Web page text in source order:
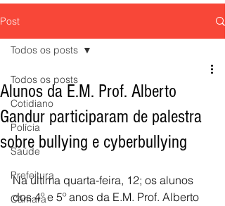
Post
Todos os posts
Cotidiano
Polícia
Saúde
Prefeitura
Câmara
Todos os posts
Alunos da E.M. Prof. Alberto
Gandur participaram de palestra
sobre bullying e cyberbullying
Na última quarta-feira, 12; os alunos
dos 4º e 5º anos da E.M. Prof. Alberto